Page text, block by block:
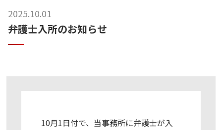
2025.10.01
弁護士入所のお知らせ
10月1日付で、当事務所に弁護士が入